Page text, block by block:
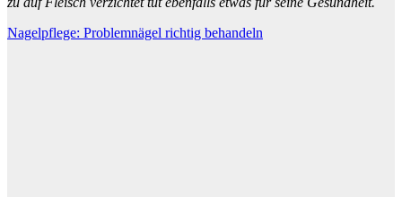
Beitragsnavigation
Nagelpflege: Problemnägel richtig behandeln